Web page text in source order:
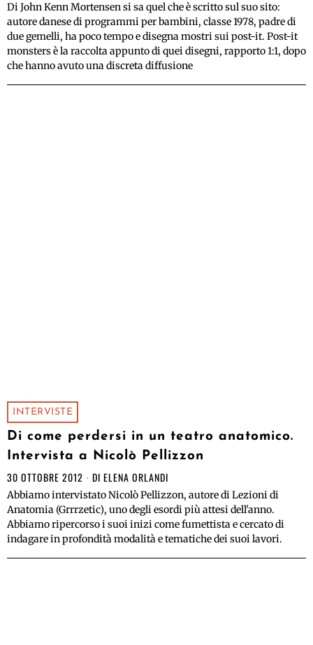
Di John Kenn Mortensen si sa quel che è scritto sul suo sito:
autore danese di programmi per bambini, classe 1978, padre di
due gemelli, ha poco tempo e disegna mostri sui post-it. Post-it
monsters è la raccolta appunto di quei disegni, rapporto 1:1, dopo
che hanno avuto una discreta diffusione
INTERVISTE
Di come perdersi in un teatro anatomico.
Intervista a Nicolò Pellizzon
30 OTTOBRE 2012 DI ELENA ORLANDI
Abbiamo intervistato Nicolò Pellizzon, autore di Lezioni di
Anatomia (Grrrzetic), uno degli esordi più attesi dell'anno.
Abbiamo ripercorso i suoi inizi come fumettista e cercato di
indagare in profondità modalità e tematiche dei suoi lavori.